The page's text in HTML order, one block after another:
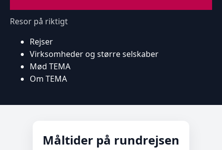
Resor på riktigt
Rejser
Virksomheder og større selskaber
Mød TEMA
Om TEMA
Måltider på rundrejsen